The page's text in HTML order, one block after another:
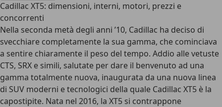
Cadillac XT5: dimensioni, interni, motori, prezzi e
concorrenti
Nella seconda metà degli anni ’10, Cadillac ha deciso di
svecchiare completamente la sua gamma, che cominciava
a sentire chiaramente il peso del tempo. Addio alle vetuste
CTS, SRX e simili, salutate per dare il benvenuto ad una
gamma totalmente nuova, inaugurata da una nuova linea
di SUV moderni e tecnologici della quale Cadillac XT5 è la
capostipite. Nata nel 2016, la XT5 si contrappone